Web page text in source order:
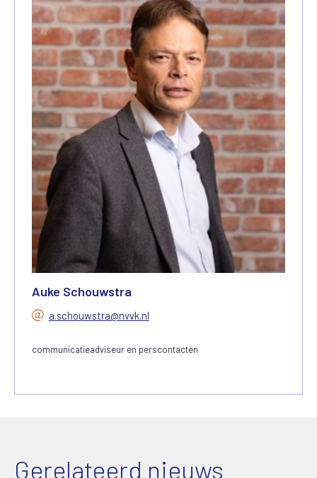
Auke Schouwstra
a.schouwstra@nvvk.nl
communicatieadviseur en perscontacten
Gerelateerd nieuws